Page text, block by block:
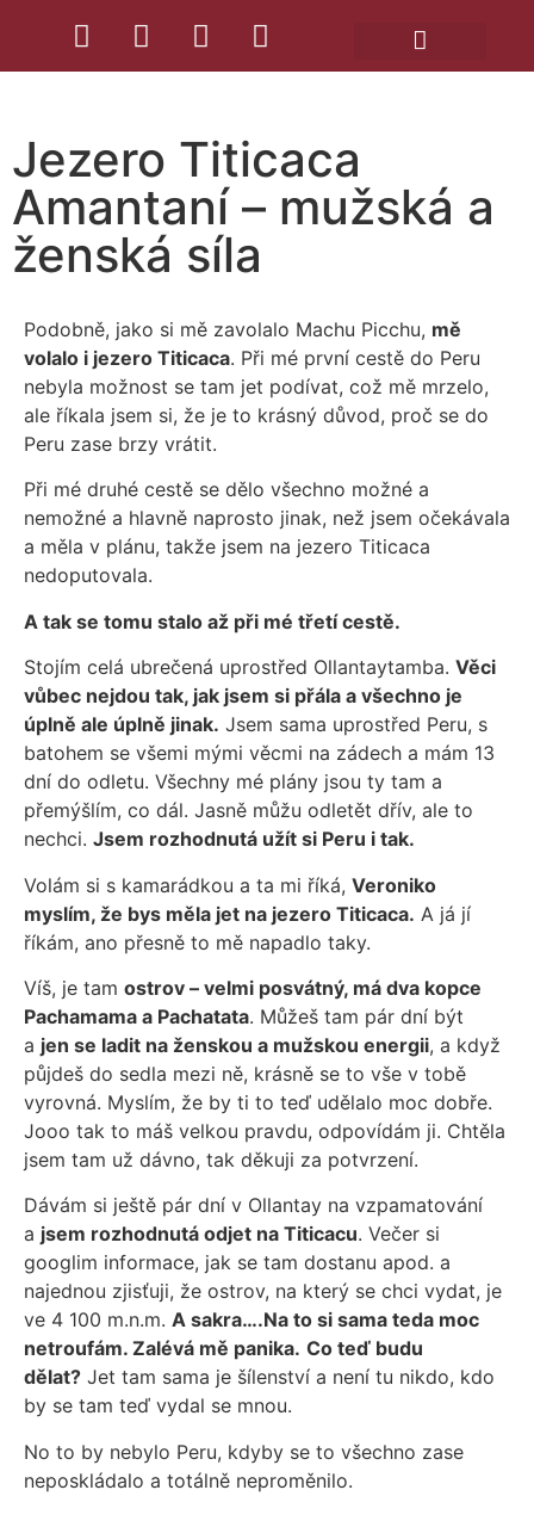
Jezero Titicaca
Amantaní – mužská a
ženská síla
Podobně, jako si mě zavolalo Machu Picchu, mě
volalo i jezero Titicaca. Při mé první cestě do Peru
nebyla možnost se tam jet podívat, což mě mrzelo,
ale říkala jsem si, že je to krásný důvod, proč se do
Peru zase brzy vrátit.
Při mé druhé cestě se dělo všechno možné a
nemožné a hlavně naprosto jinak, než jsem očekávala
a měla v plánu, takže jsem na jezero Titicaca
nedoputovala.
A tak se tomu stalo až při mé třetí cestě.
Stojím celá ubrečená uprostřed Ollantaytamba. Věci
vůbec nejdou tak, jak jsem si přála a všechno je
úplně ale úplně jinak. Jsem sama uprostřed Peru, s
batohem se všemi mými věcmi na zádech a mám 13
dní do odletu. Všechny mé plány jsou ty tam a
přemýšlím, co dál. Jasně můžu odletět dřív, ale to
nechci. Jsem rozhodnutá užít si Peru i tak.
Volám si s kamarádkou a ta mi říká, Veroniko
myslím, že bys měla jet na jezero Titicaca. A já jí
říkám, ano přesně to mě napadlo taky.
Víš, je tam ostrov – velmi posvátný, má dva kopce
Pachamama a Pachatata. Můžeš tam pár dní být
a jen se ladit na ženskou a mužskou energii, a když
půjdeš do sedla mezi ně, krásně se to vše v tobě
vyrovná. Myslím, že by ti to teď udělalo moc dobře.
Jooo tak to máš velkou pravdu, odpovídám ji. Chtěla
jsem tam už dávno, tak děkuji za potvrzení.
Dávám si ještě pár dní v Ollantay na vzpamatování
a jsem rozhodnutá odjet na Titicacu. Večer si
googlim informace, jak se tam dostanu apod. a
najednou zjisťuji, že ostrov, na který se chci vydat, je
ve 4 100 m.n.m. A sakra….Na to si sama teda moc
netroufám. Zalévá mě panika. Co teď budu
dělat? Jet tam sama je šílenství a není tu nikdo, kdo
by se tam teď vydal se mnou.
No to by nebylo Peru, kdyby se to všechno zase
neposkládalo a totálně neproměnilo.